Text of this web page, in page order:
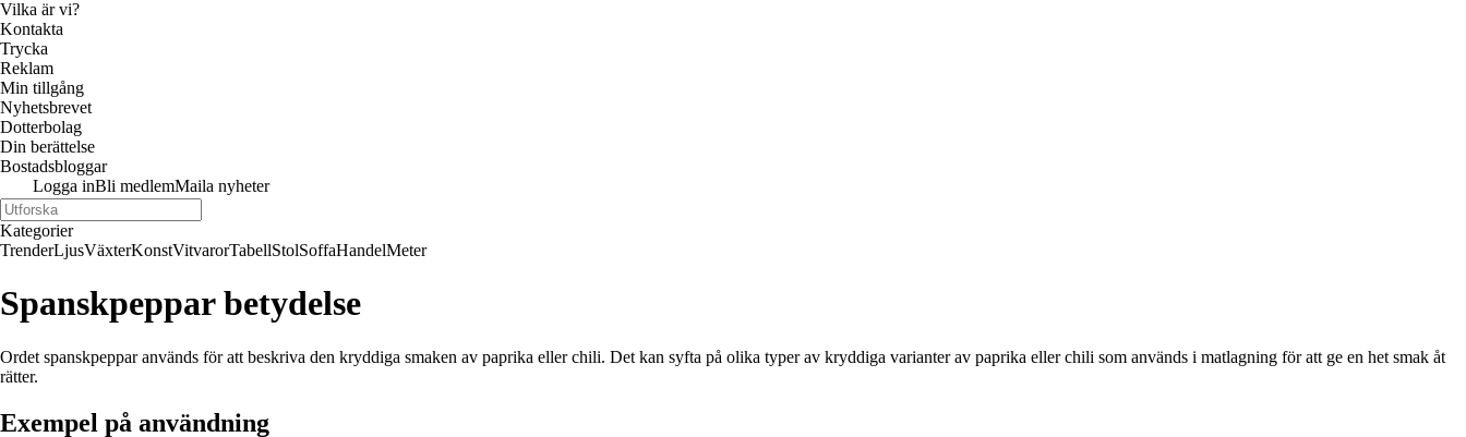
Vilka är vi?
Kontakta
Trycka
Reklam
Min tillgång
Nyhetsbrevet
Dotterbolag
Din berättelse
Bostadsbloggar
Logga inBli medlemMaila nyheter
Kategorier
TrenderLjusVäxterKonstVitvarorTabellStolSoffaHandelMeter
Spanskpeppar betydelse
Ordet spanskpeppar används för att beskriva den kryddiga smaken av paprika eller chili. Det kan syfta på olika typer av kryddiga varianter av paprika eller chili som används i matlagning för att ge en het smak åt
rätter.
Exempel på användning